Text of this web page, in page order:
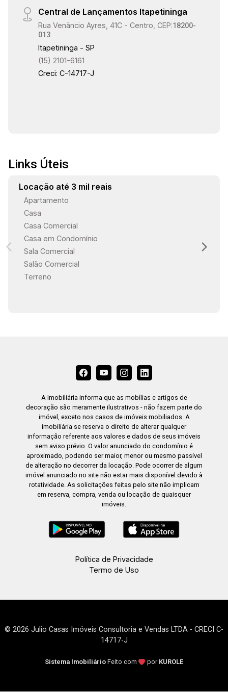
Central de Lançamentos Itapetininga
Rua Venâncio Ayres, 41C - Centro, CEP:18200-
013
Itapetininga - SP
(15) 2101-6161
Creci: C-14717-J
Links Úteis
Locação até 3 mil reais
Apartamento
Casa
Casa Comercial
Casa em Condomínio
Sala Comercial
Salão Comercial
Terreno
A Imobiliária informa que as mobílias e artigos de
decoração são meramente ilustrativos - não fazem parte do
imóvel, exceto nos casos de imóveis mobiliados. A
imobiliária se reserva o direito de alterar qualquer
informação referente aos valores e dados de seus imóveis
sem aviso prévio. O valor anunciado do condomínio é
aproximado, podendo ser maior, menor ou mesmo passível
de alteração no decorrer da locação. Pode ocorrer de algum
imóvel anunciado no site não estar mais disponível devido à
rotatividade. As solicitações feitas pelo site não implicam
em reserva, compra, venda ou locação de quaisquer
imóveis.
Política de Privacidade
Termo de Uso
© 2026 Julio Casas Imóveis Consultoria e Vendas LTDA - CRECI C-
14717-J
Sistema Imobiliário Feito com por KUROLE